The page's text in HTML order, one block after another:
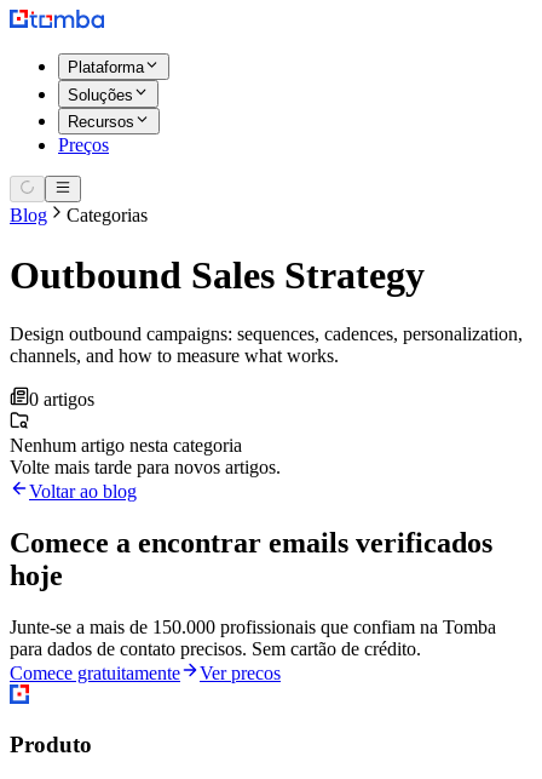
Plataforma
Soluções
Recursos
Preços
Blog Categorias
Outbound Sales Strategy
Design outbound campaigns: sequences, cadences, personalization,
channels, and how to measure what works.
0 artigos
Nenhum artigo nesta categoria
Volte mais tarde para novos artigos.
Voltar ao blog
Comece a encontrar emails verificados
hoje
Junte-se a mais de 150.000 profissionais que confiam na Tomba
para dados de contato precisos. Sem cartão de crédito.
Comece gratuitamente
Ver precos
Produto